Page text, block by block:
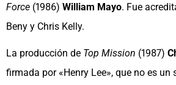
Force (1986) William Mayo. Fue
Beny y Chris Kelly.
La producción de Top Mission (1987)
firmada por «Henry Lee», que no es un